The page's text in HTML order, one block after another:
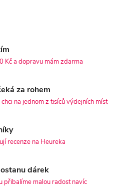
Kč a dopravu mám zdarma
za rohem
na jednom z tisíců výdejních míst
recenze na Heureka
dárek
přibalíme malou radost navíc